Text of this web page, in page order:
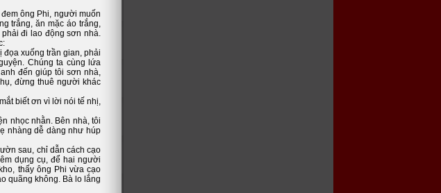
ông Phi, người muốn
trắng, ăn mặc áo trắng,
đi lao động sơn nhà.
đọa xuống trần gian, phải
Chúng ta cùng lứa
đến giúp tôi sơn nhà,
đừng thuê người khác
biết ơn vì lời nói tế nhị,
nhọc nhằn. Bên nhà, tôi
nhàng dễ dàng như húp
sau, chỉ dẫn cách cạo
dụng cụ, để hai người
thấy ông Phi vừa cạo
quãng không. Bà lo lắng